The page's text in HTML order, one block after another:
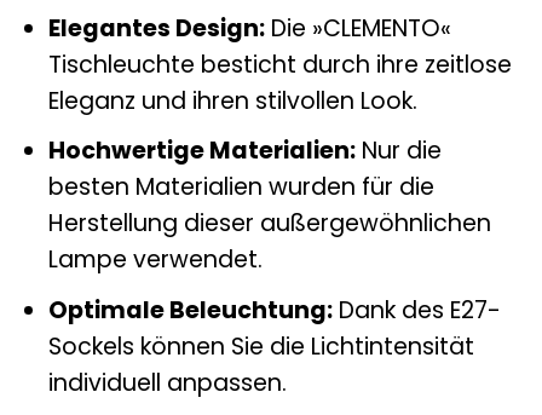
Elegantes Design:Die »CLEMENTO«
Tischleuchte besticht durch ihre zeitlose
Eleganz und ihren stilvollen Look.
Hochwertige Materialien:Nur die
besten Materialien wurden für die
Herstellung dieser außergewöhnlichen
Lampe verwendet.
Optimale Beleuchtung:Dank des E27-
Sockels können Sie die Lichtintensität
individuell anpassen.